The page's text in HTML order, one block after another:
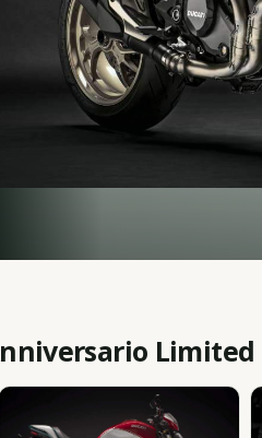
Limited